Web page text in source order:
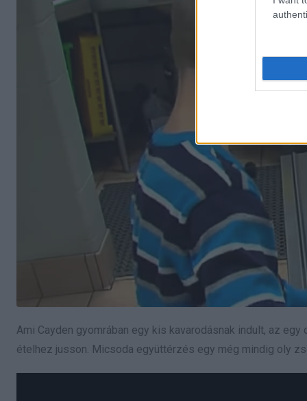
Ami Cayden gyomrában egy kis kavarodásnak indult, az
ételhez jusson. Micsoda együttérzés egy még mindig oly